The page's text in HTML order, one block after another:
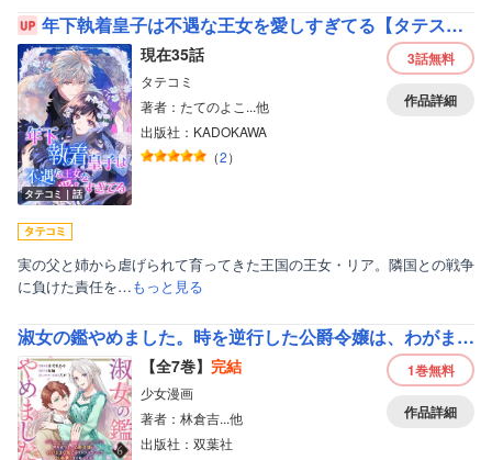
年下執着皇子は不遇な王女を愛しすぎてる【タテスク】【フルカラー】
タテコミ｜話
現在35話
タテコミ
著者：たてのよこ...他
出版社：KADOKAWA
（2）
3話無料
作品詳細
実の父と姉から虐げられて育ってきた王国の王女・リア。隣国との戦争
に負けた責任を…もっと見る
淑女の鑑やめました。時を逆行した公爵令嬢は、わがままな妹に振り回されないよう性格悪く生き延びます！（コミック）
【全7巻】 完結
少女漫画
著者：林倉吉...他
出版社：双葉社
1巻無料
作品詳細
ティーンズラブ
女性写真集